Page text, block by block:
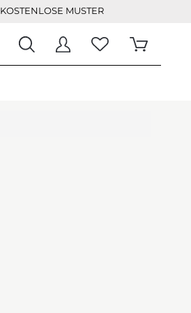
KOSTENLOSE MUSTER